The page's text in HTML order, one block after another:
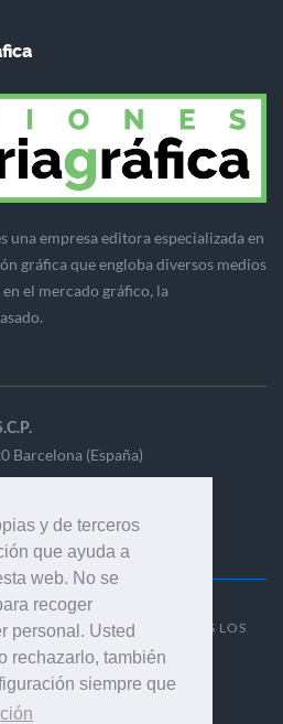
y de terceros
que ayuda a
web. No se
recoger
personal. Usted
rechazarlo, también
siempre que
una empresa editora especializada en
gráfica que engloba diversos medios
el mercado gráfico, la
Barcelona (España)
GRÁFICA - TODOS LOS
POLÍTICA DE PRIVACIDAD